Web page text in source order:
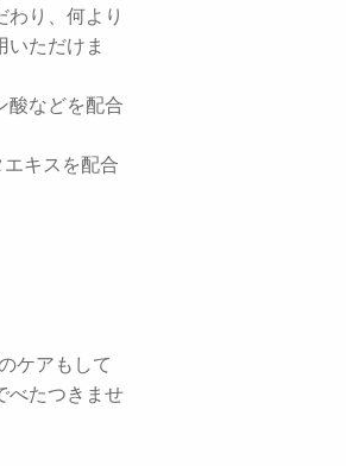
り、何より
ただけま
酸などを配合
キスを配合
ケアもして
べたつきませ